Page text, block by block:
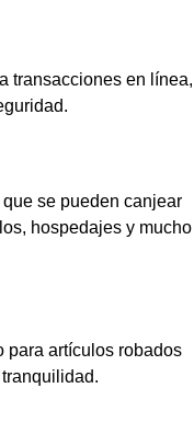
transacciones en línea,
se pueden canjear
hospedajes y mucho
para artículos robados